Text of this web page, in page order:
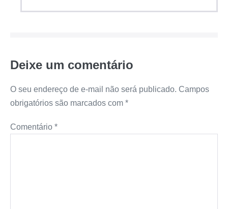
Deixe um comentário
O seu endereço de e-mail não será publicado. Campos
obrigatórios são marcados com *
Comentário *